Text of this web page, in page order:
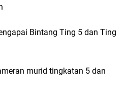
Bintang Ting 5 dan Ting
murid tingkatan 5 dan